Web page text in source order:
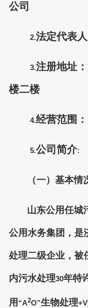
公司
2.法定代表
3.注册地址
楼二楼
4.经营范围：
5.公司简介:
（一）基本情
山东公用任城
公用水务集团，是
处理二级企业，被
内污水处理30年特
用 “A2O”生物处理+V